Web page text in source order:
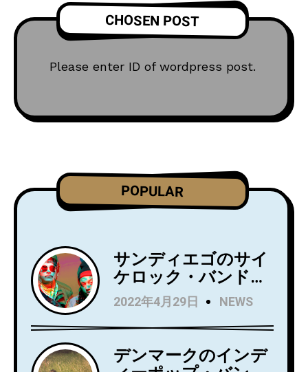
CHOSEN POST
Please enter ID of wordpress post.
POPULAR
サンディエゴのサイ
ケロック・バンド
Wild Wild Wets、ニ
ュー・アルバム
『Love Always』を5
月27日にリリース！
アルバムからニュー
2022年4月29日 NEWS
デンマークのインデ